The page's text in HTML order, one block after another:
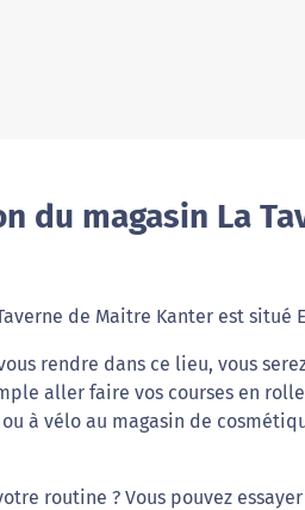
du magasin La
de Maitre Kanter est situé
rendre dans ce lieu, vous
aller faire vos courses en
à vélo au magasin de
routine ? Vous pouvez